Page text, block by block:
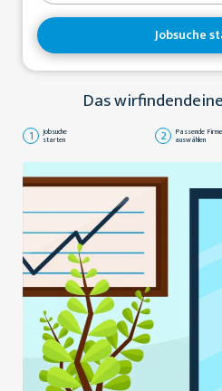
Jobsuche
Das
1 Jobsuche
starten 2 Passende
auswählen